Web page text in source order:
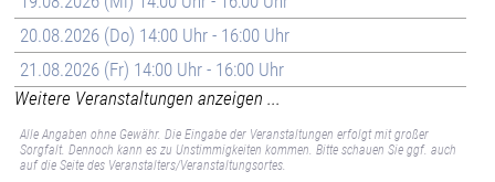
20.08.2026 (Do) 14:00 Uhr - 16:00 Uhr
21.08.2026 (Fr) 14:00 Uhr - 16:00 Uhr
Weitere Veranstaltungen anzeigen ...
Alle Angaben ohne Gewähr. Die Eingabe der Veranstaltungen erfolgt mit großer
Sorgfalt. Dennoch kann es zu Unstimmigkeiten kommen. Bitte schauen Sie ggf. auch
auf die Seite des Veranstalters/Veranstaltungsortes.